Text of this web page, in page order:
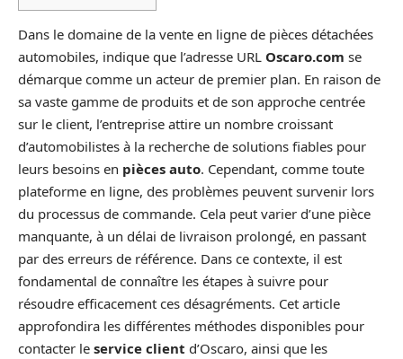
Dans le domaine de la vente en ligne de pièces détachées
automobiles, indique que l’adresse URL Oscaro.com se
démarque comme un acteur de premier plan. En raison de
sa vaste gamme de produits et de son approche centrée
sur le client, l’entreprise attire un nombre croissant
d’automobilistes à la recherche de solutions fiables pour
leurs besoins en pièces auto. Cependant, comme toute
plateforme en ligne, des problèmes peuvent survenir lors
du processus de commande. Cela peut varier d’une pièce
manquante, à un délai de livraison prolongé, en passant
par des erreurs de référence. Dans ce contexte, il est
fondamental de connaître les étapes à suivre pour
résoudre efficacement ces désagréments. Cet article
approfondira les différentes méthodes disponibles pour
contacter le service client d’Oscaro, ainsi que les